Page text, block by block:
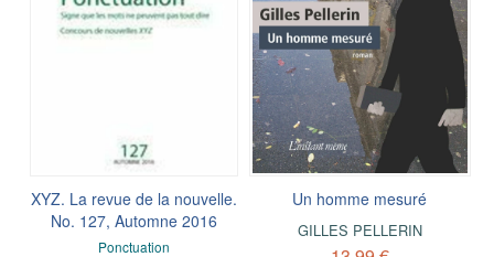
XYZ. La revue de la nouvelle.
No. 127, Automne 2016
Ponctuation
Un homme mesuré
GILLES PELLERIN